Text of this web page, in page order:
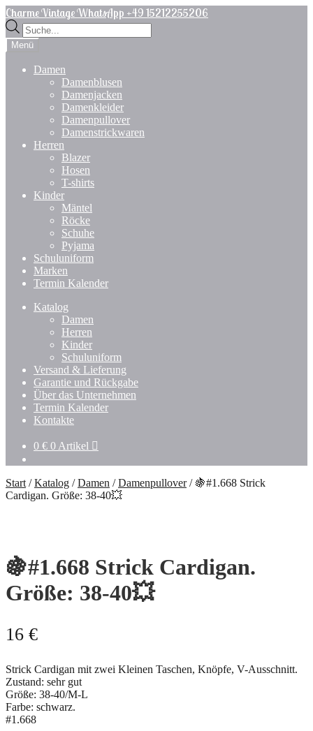
Zur
Navigation
springen
Zum
Inhalt
springen
Charme Vintage WhatsApp +49 15212255206
Products
search
Menü
Damen
Damenblusen
Damenjacken
Damenkleider
Damenpullover
Damenstrickwaren
Herren
Blazer
Hosen
T-shirts
Kinder
Mäntel
Röcke
Schuhe
Pyjama
Schuluniform
Marken
Termin Kalender
Katalog
Damen
Herren
Kinder
Schuluniform
Versand & Lieferung
Garantie und Rückgabe
Über das Unternehmen
Termin Kalender
Kontakte
0 € 0 Artikel
Start /Katalog /Damen /Damenpullover/ 🍇#1.668 Strick
Cardigan. Größe: 38-40💥
🍇#1.668 Strick Cardigan.
Größe: 38-40💥
16 €
Strick Cardigan mit zwei Kleinen Taschen, Knöpfe, V-Ausschnitt.
Zustand: sehr gut
Größe: 38-40/M-L
Farbe: schwarz.
#1.668